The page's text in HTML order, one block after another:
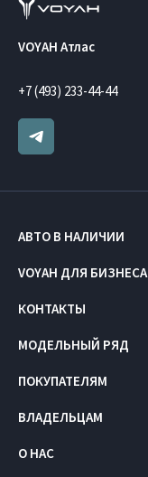
VOYAH Атлас
+7 (493) 233-44-44
АВТО В НАЛИЧИИ
VOYAH ДЛЯ БИЗНЕСА
КОНТАКТЫ
МОДЕЛЬНЫЙ РЯД
ПОКУПАТЕЛЯМ
ВЛАДЕЛЬЦАМ
О НАС